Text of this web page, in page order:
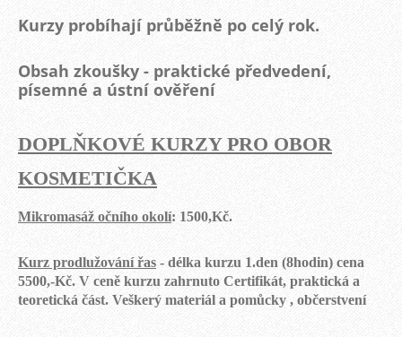
Kurzy probíhají průběžně po celý rok.
Obsah zkoušky - praktické předvedení,
písemné a ústní ověření
DOPLŇKOVÉ KURZY PRO OBOR
KOSMETIČKA
Mikromasáž očního okolí: 1500,Kč.
Kurz prodlužování řas - délka kurzu 1.den (8hodin) cena
5500,-Kč. V ceně kurzu zahrnuto Certifikát, praktická a
teoretická část. Veškerý materiál a pomůcky , občerstvení